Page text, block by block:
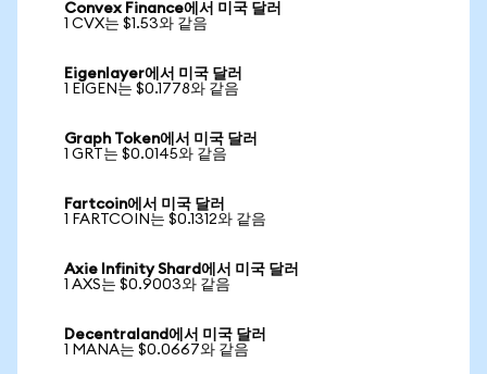
Convex Finance에서 미국 달러
1 CVX는 $1.53와 같음
Eigenlayer에서 미국 달러
1 EIGEN는 $0.1778와 같음
Graph Token에서 미국 달러
1 GRT는 $0.0145와 같음
Fartcoin에서 미국 달러
1 FARTCOIN는 $0.1312와 같음
Axie Infinity Shard에서 미국 달러
1 AXS는 $0.9003와 같음
Decentraland에서 미국 달러
1 MANA는 $0.0667와 같음